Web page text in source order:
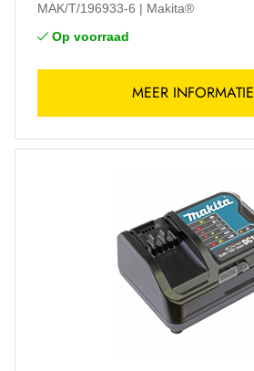
MAK/T/196933-6
Makita®
Op voorraad
MEER INFORMATIE